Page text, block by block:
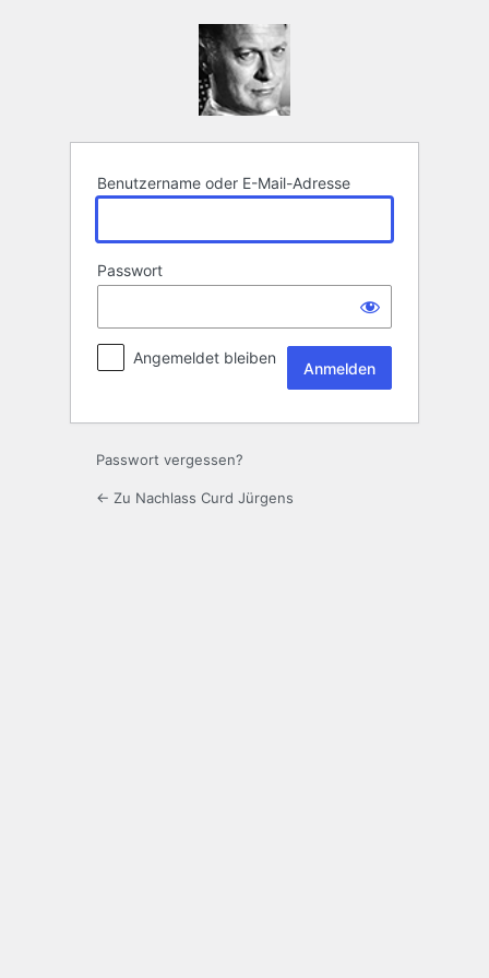
Benutzername oder E-Mail-Adresse
Passwort
Angemeldet bleiben
Passwort vergessen?
← Zu Nachlass Curd Jürgens